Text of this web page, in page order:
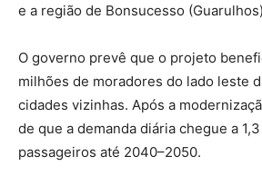
e a região de Bonsucesso
O governo prevê que o projeto
milhões de moradores do lado leste
cidades vizinhas. Após a
de que a demanda diária chegue a
passageiros até 2040–2050.